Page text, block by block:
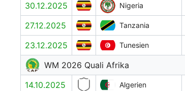
30.12.2025
Nigeria
27.12.2025 Tanzania
23.12.2025 Tunesien
WM 2026 Quali Afrika
14.10.2025
Algerien